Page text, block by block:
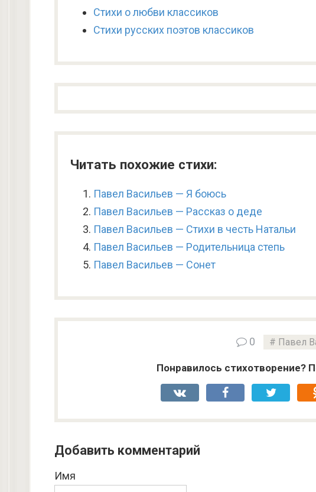
Стихи о любви классиков
Стихи русских поэтов классиков
Читать похожие стихи:
Павел Васильев — Я боюсь
Павел Васильев — Рассказ о деде
Павел Васильев — Стихи в честь Натальи
Павел Васильев — Родительница степь
Павел Васильев — Сонет
0 Павел
Понравилось стихотворение?
Добавить комментарий
Имя